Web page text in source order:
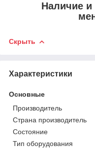
Наличие и
Скрыть
Характеристики
Основные
Производитель
Страна производитель
Состояние
Тип оборудования